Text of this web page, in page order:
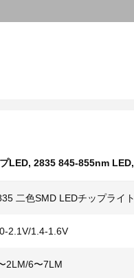
LED, 2835 845-855nm LED,
二色SMD LEDチップライト
2.1V/1.4-1.6V
2LM/6〜7LM